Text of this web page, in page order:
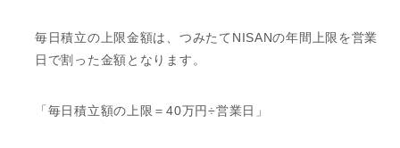
毎日積立の上限金額は、つみたてNISANの年間上限を営業
日で割った金額となります。
「毎日積立額の上限＝40万円÷営業日」